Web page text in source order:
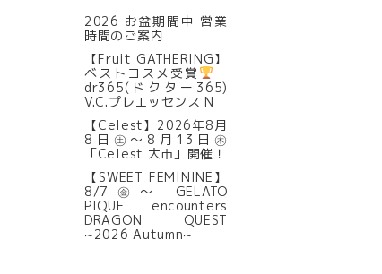
2026 お盆期間中 営業
時間のご案内
【Fruit GATHERING】
ベストコスメ受賞
dr365(ドクター365)
V.C.プレエッセンス N
【Celest】2026年8月
8日㊏～8月13日㊍
「Celest 大市」開催！
【SWEET FEMININE】
8/7㊎～ GELATO
PIQUE encounters
DRAGON QUEST
~2026 Autumn~